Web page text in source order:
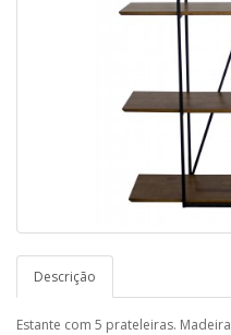
Descrição
Estante com 5 prateleiras.